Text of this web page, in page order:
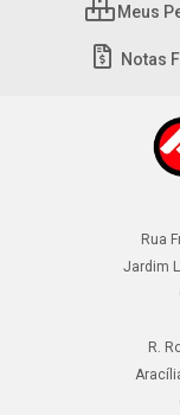
Meus
Notas
Rua
Jardim
R.